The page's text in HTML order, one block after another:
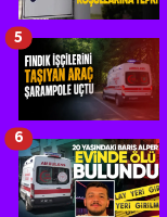
5
6